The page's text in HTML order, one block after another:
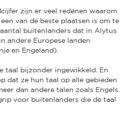
zijn er veel redenen waarom
van de beste plaatsen is om te
buitenlanders dat in Alytus
andere Europese landen
en Engeland).
taal bijzonder ingewikkeld. En
dat ze hun taal op alle gebieden
dan andere talen zoals Engels.
voor buitenlanders die de taal